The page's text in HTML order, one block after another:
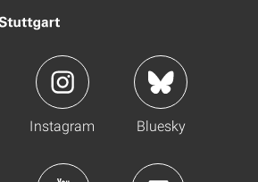
Instagram Bluesky